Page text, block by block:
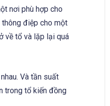
nơi phù hợp cho
điệp cho một
về tổ và lặp lại quá
Và tần suất
trong tổ kiến đồng